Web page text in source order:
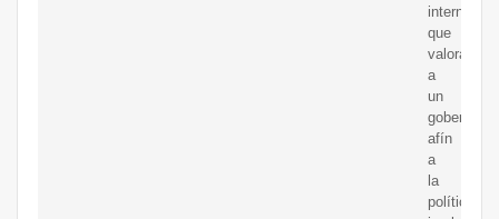
interna
que
valora
a
un
gobernador
afín
a
la
política